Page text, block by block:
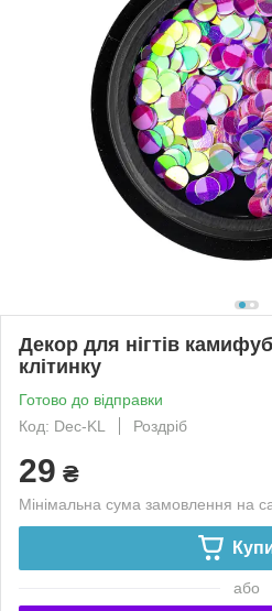
Декор для нігтів
клітинку
Готово до відправки
Код: Dec-KL
Роздріб
29 ₴
Мінімальна сума замовлення на
або